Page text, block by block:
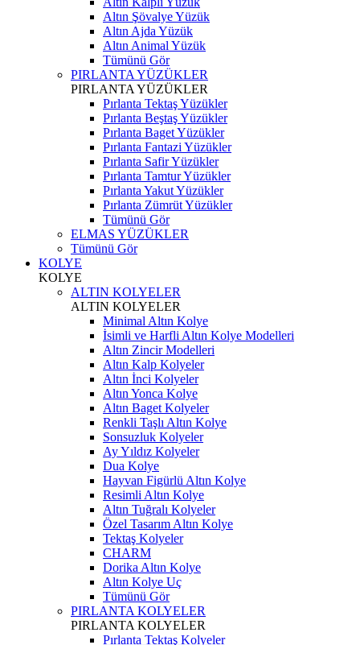
Altın Şövalye Yüzük
Altın Ajda Yüzük
Altın Animal Yüzük
Tümünü Gör
PIRLANTA YÜZÜKLER
PIRLANTA YÜZÜKLER
Pırlanta Tektaş Yüzükler
Pırlanta Beştaş Yüzükler
Pırlanta Baget Yüzükler
Pırlanta Fantazi Yüzükler
Pırlanta Safir Yüzükler
Pırlanta Tamtur Yüzükler
Pırlanta Yakut Yüzükler
Pırlanta Zümrüt Yüzükler
Tümünü Gör
ELMAS YÜZÜKLER
Tümünü Gör
KOLYE
KOLYE
ALTIN KOLYELER
ALTIN KOLYELER
Minimal Altın Kolye
İsimli ve Harfli Altın Kolye Modelleri
Altın Zincir Modelleri
Altın Kalp Kolyeler
Altın İnci Kolyeler
Altın Yonca Kolye
Altın Baget Kolyeler
Renkli Taşlı Altın Kolye
Sonsuzluk Kolyeler
Ay Yıldız Kolyeler
Dua Kolye
Hayvan Figürlü Altın Kolye
Resimli Altın Kolye
Altın Tuğralı Kolyeler
Özel Tasarım Altın Kolye
Tektaş Kolyeler
CHARM
Dorika Altın Kolye
Altın Kolye Uç
Tümünü Gör
PIRLANTA KOLYELER
PIRLANTA KOLYELER
Pırlanta Tektaş Kolyeler